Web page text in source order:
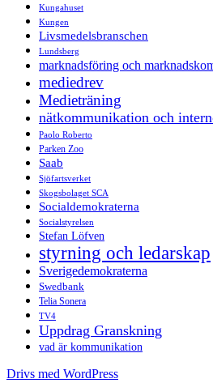
Kungahuset
Kungen
Livsmedelsbranschen
Lundsberg
marknadsföring och
mediedrev
Medieträning
nätkommunikation och
Paolo Roberto
Parken Zoo
Saab
Sjöfartsverket
Skogsbolaget SCA
Socialdemokraterna
Socialstyrelsen
Stefan Löfven
styrning och ledarskap
Sverigedemokraterna
Swedbank
Telia Sonera
TV4
Uppdrag Granskning
vad är kommunikation
Drivs med WordPress